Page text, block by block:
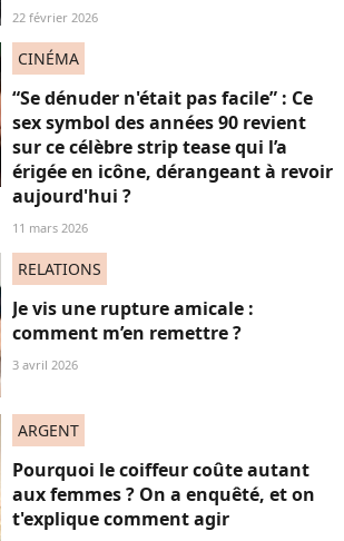
22 février 2026
CINÉMA
“Se dénuder n'était pas facile” : Ce
sex symbol des années 90 revient
sur ce célèbre strip tease qui l’a
érigée en icône, dérangeant à revoir
aujourd'hui ?
11 mars 2026
RELATIONS
Je vis une rupture amicale :
comment m’en remettre ?
3 avril 2026
ARGENT
Pourquoi le coiffeur coûte autant
aux femmes ? On a enquêté, et on
t'explique comment agir